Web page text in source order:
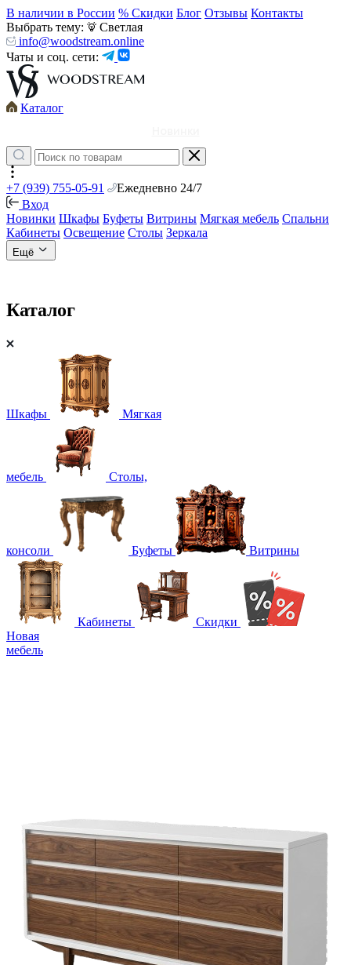
В наличии в России % Скидки Блог Отзывы Контакты
Выбрать тему:
Светлая
info@woodstream.online
Чаты и соц. сети:
Каталог
+7 (939) 755-05-91
Ежедневно 24/7
Вход
Новинки Шкафы Буфеты Витрины Мягкая мебель Спальни
Кабинеты Освещение Столы Зеркала
Ещё
Каталог
Шкафы Мягкая
мебель Столы,
консоли Буфеты Витрины
Кабинеты
Скидки
Новая
мебель